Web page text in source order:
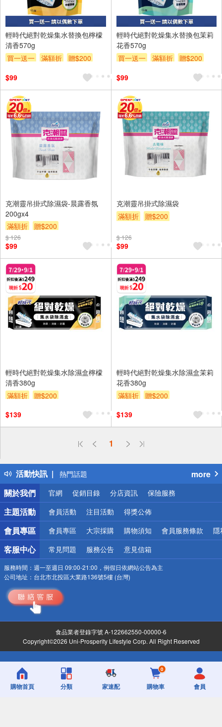
輕時代絕對乾燥集水替換包檸檬
清香570g
買一送一
滿額折
贈$200
$99
輕時代絕對乾燥集水替換包茉莉
花香570g
買一送一
滿額折
贈$200
$99
克潮靈吊掛式除濕袋-晨露香氛
200gx4
滿額折
贈$200
$ 126
$99
克潮靈吊掛式除濕袋
滿額折
贈$200
$ 126
$99
輕時代絕對乾燥集水除濕盒檸檬
清香380g
滿額折
贈$200
$139
輕時代絕對乾燥集水除濕盒茉莉
花香380g
滿額折
贈$200
$139
1
活動快訊
偏遠地區配送
得獎公告
熱門話題
銀行優惠
偏遠地區配送
詐騙網頁！請小心！
more
關於我們
官網 促銷目錄 分店資訊 保險服務
主題活動 會員活動 注目活動 得獎公佈
會員專區 會員專區 大宗採購 購物須知 會員服務條款 隱
客服中心 常見問題 服務公告 意見信箱
服務時間： 週一至週日 09:00-21:00，例假日依網站公告為主
公司地址： 台北市北投區大業路136號5樓 (台灣)
食品業者登錄字號 A-122662550-00000-6
Copyright©2026 Uni-Prosperity Lifestyle Corp. All Right Reserved
購物首頁 分類 家速配
0
購物車 會員